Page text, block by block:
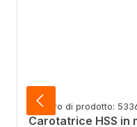
Numero di prodotto:
Carotatrice HSS in